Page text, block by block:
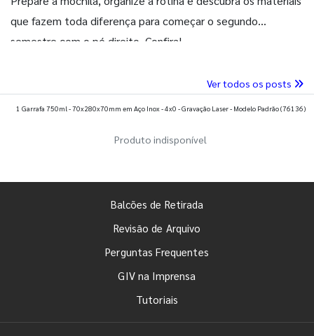
que fazem toda diferença para começar o segundo
semestre com o pé direito. Confira!
Ver todos os posts
1 Garrafa 750ml - 70x280x70mm em Aço Inox - 4x0 - Gravação Laser - Modelo Padrão(76136)
Produto indisponível
Balcões de Retirada
Revisão de Arquivo
Perguntas Frequentes
GIV na Imprensa
Tutoriais